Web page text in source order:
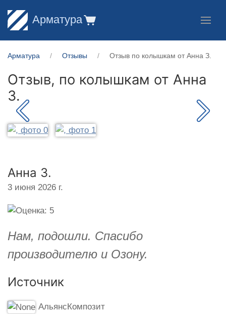
Арматура
Арматура Отзывы Отзыв по колышкам от Анна З.
Отзыв, по колышкам от Анна
З.
Анна З.
3 июня 2026 г.
Нам, подошли. Спасибо
производителю и Озону.
Источник
АльянсКомпозит